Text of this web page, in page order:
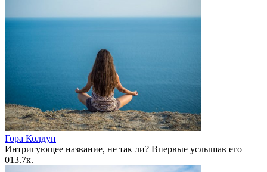
Гора Колдун
Интригующее название, не так ли? Впервые услышав его
013.7к.